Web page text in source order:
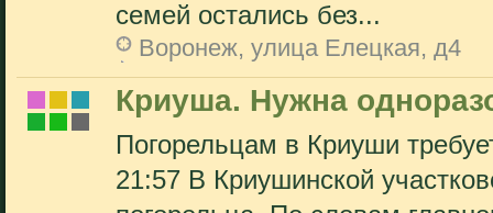
семей остались без...
Воронеж, улица Елецкая, д4
Криуша. Нужна
Погорельцам в Криуши
21:57 В Криушинской